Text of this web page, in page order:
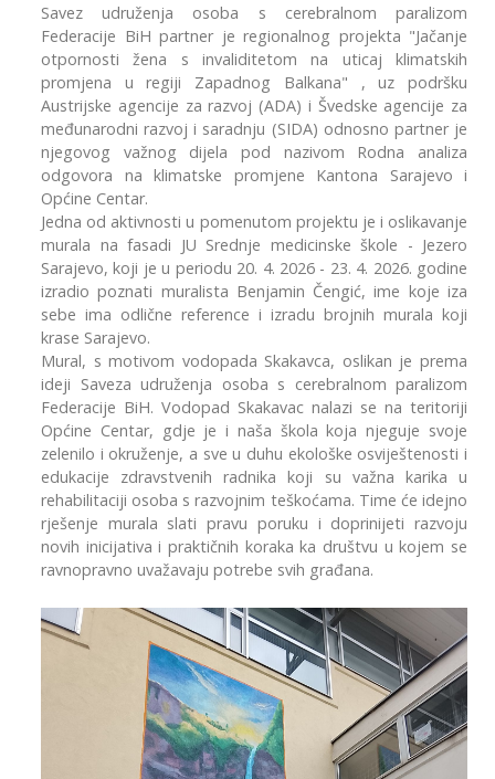
Savez udruženja osoba s cerebralnom paralizom
Federacije BiH partner je regionalnog projekta "Jačanje
otpornosti žena s invaliditetom na uticaj klimatskih
promjena u regiji Zapadnog Balkana" , uz podršku
Austrijske agencije za razvoj (ADA) i Švedske agencije za
međunarodni razvoj i saradnju (SIDA) odnosno partner je
njegovog važnog dijela pod nazivom Rodna analiza
odgovora na klimatske promjene Kantona Sarajevo i
Općine Centar.
Jedna od aktivnosti u pomenutom projektu je i oslikavanje
murala na fasadi JU Srednje medicinske škole - Jezero
Sarajevo, koji je u periodu 20. 4. 2026 - 23. 4. 2026. godine
izradio poznati muralista Benjamin Čengić, ime koje iza
sebe ima odlične reference i izradu brojnih murala koji
krase Sarajevo.
Mural, s motivom vodopada Skakavca, oslikan je prema
ideji Saveza udruženja osoba s cerebralnom paralizom
Federacije BiH. Vodopad Skakavac nalazi se na teritoriji
Općine Centar, gdje je i naša škola koja njeguje svoje
zelenilo i okruženje, a sve u duhu ekološke osviještenosti i
edukacije zdravstvenih radnika koji su važna karika u
rehabilitaciji osoba s razvojnim teškoćama. Time će idejno
rješenje murala slati pravu poruku i doprinijeti razvoju
novih inicijativa i praktičnih koraka ka društvu u kojem se
ravnopravno uvažavaju potrebe svih građana.